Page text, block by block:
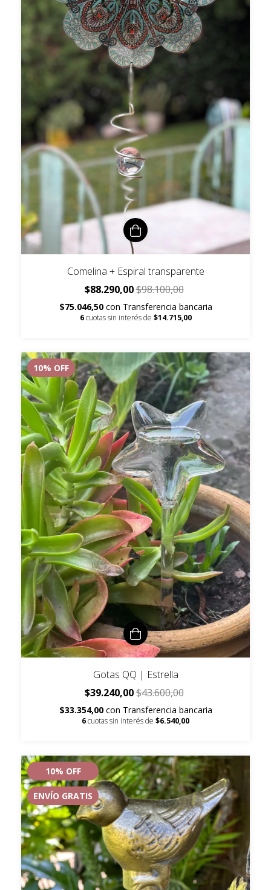
Comelina + Espiral transparente
$88.290,00$98.100,00
$75.046,50 con Transferencia bancaria
6 cuotas sin interés de $14.715,00
10% OFF
Gotas QQ | Estrella
$39.240,00$43.600,00
$33.354,00 con Transferencia bancaria
6cuotas sin interés de $6.540,00
10% OFF
ENVÍO GRATIS